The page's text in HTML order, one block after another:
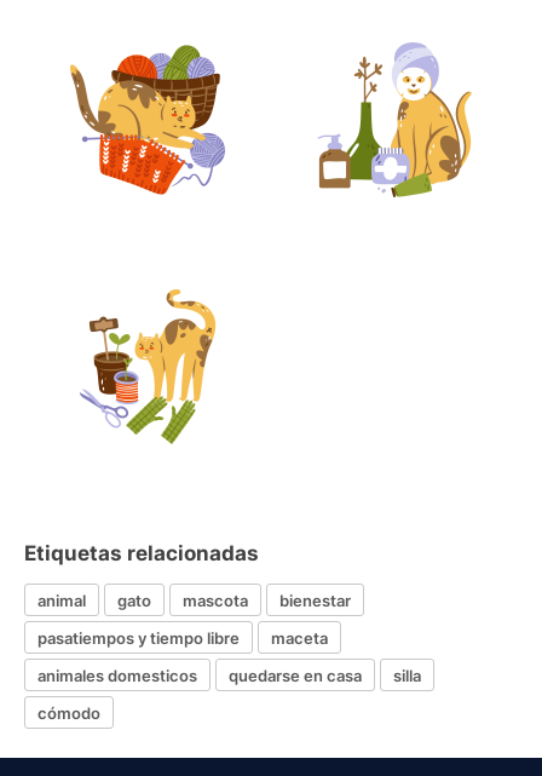
Etiquetas relacionadas
animal gato mascota
bienestar
pasatiempos y tiempo libre
maceta
animales domesticos
quedarse en casa
silla
cómodo